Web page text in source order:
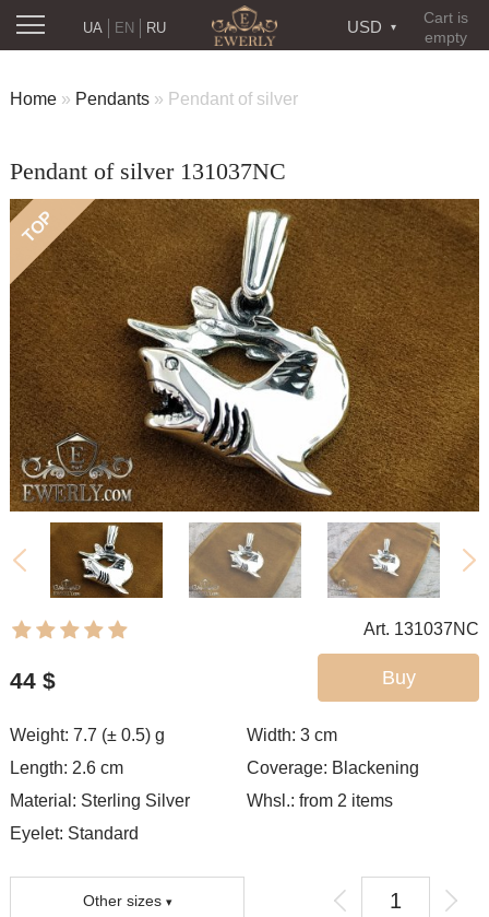
Cart is
empty
USD
RU
UA EN
Home » Pendants » Pendant of silver
Pendant of silver 131037NC
TOP
Art. 131037NC
Buy
44 $
Weight: 7.7 (± 0.5) g Width: 3cm
Length: 2.6 cm
Coverage: Blackening
Material: Sterling Silver
Whsl.: from 2 items
Eyelet: Standard
Other sizes